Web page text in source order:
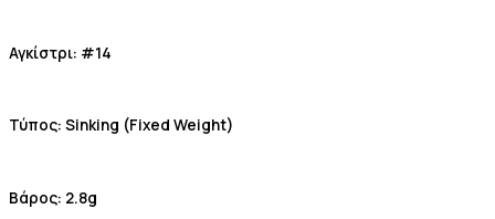
Αγκίστρι: #14
Τύπος: Sinking (Fixed Weight)
Βάρος: 2.8g